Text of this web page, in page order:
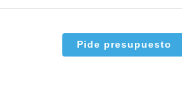
Pide presupuesto